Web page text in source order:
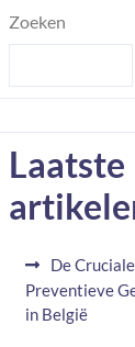
Zoeken
Laatste
De
Preventieve
in België